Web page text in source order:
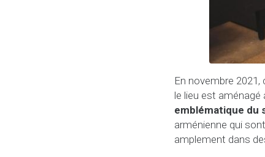
En novembre 2021,
le lieu est aménagé
emblématique du
arménienne qui
amplement dans